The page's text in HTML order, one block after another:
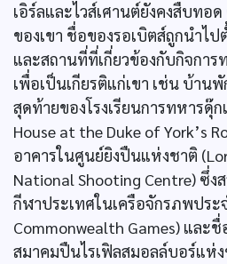
เอิร์ลและไวส์เศานต์ยังคงสืบทอ
ของเขา ชื่อของรอเบิตส์ถูกนำไ
และสถานที่ที่เกี่ยวข้องกับกิจการ
เพื่อเป็นเกียรติแก่เขา เช่น บ้าน
สุดท้ายของโรงเรียนการทหารดุ๊ก
House at the Duke of York’s
อาคารในศูนย์ยิงปืนแห่งชาติ
National Shooting Centre) ซึ่ง
กีฬาประเทศในเครือจักรภพปร
Commonwealth Games) และ
สมาคมปืนไรเฟิลสมอลล์บอร์แห่